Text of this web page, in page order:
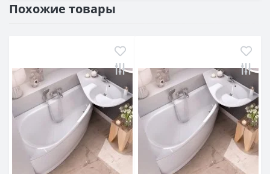
Похожие товары